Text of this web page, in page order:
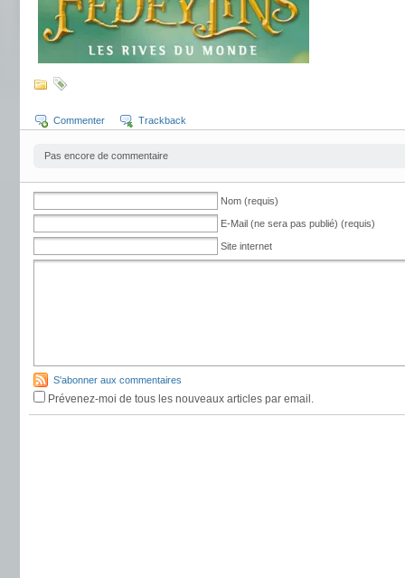
Commenter Trackback
Pas encore de commentaire
Nom (requis)
E-Mail (ne sera pas publié) (requis)
Site internet
S'abonner aux commentaires
Prévenez-moi de tous les nouveaux articles par email.